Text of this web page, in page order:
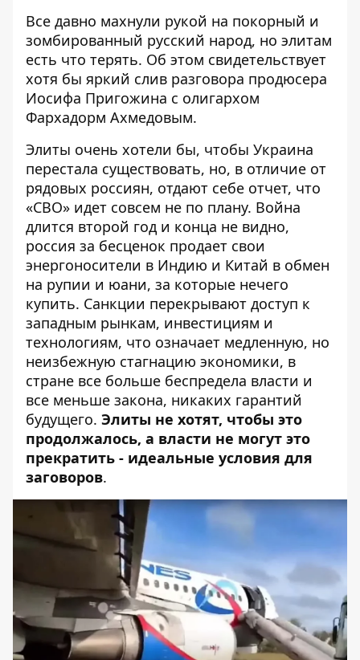
Все давно махнули рукой на покорный и
зомбированный русский народ, но элитам
есть что терять. Об этом свидетельствует
хотя бы яркий слив разговора продюсера
Иосифа Пригожина с олигархом
Фархадорм Ахмедовым.
Элиты очень хотели бы, чтобы Украина
перестала существовать, но, в отличие от
рядовых россиян, отдают себе отчет, что
«СВО» идет совсем не по плану. Война
длится второй год и конца не видно,
россия за бесценок продает свои
энергоносители в Индию и Китай в обмен
на рупии и юани, за которые нечего
купить. Санкции перекрывают доступ к
западным рынкам, инвестициям и
технологиям, что означает медленную, но
неизбежную стагнацию экономики, в
стране все больше беспредела власти и
все меньше закона, никаких гарантий
будущего. Элиты не хотят, чтобы это
продолжалось, а власти не могут это
прекратить - идеальные условия для
заговоров.